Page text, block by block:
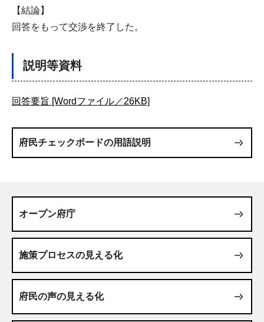
【結論】
回答をもって交渉を終了した。
説明等資料
回答要旨 [Wordファイル／26KB]
府民チェックボードの用語説明
オープン府庁
施策プロセスの見える化
府民の声の見える化